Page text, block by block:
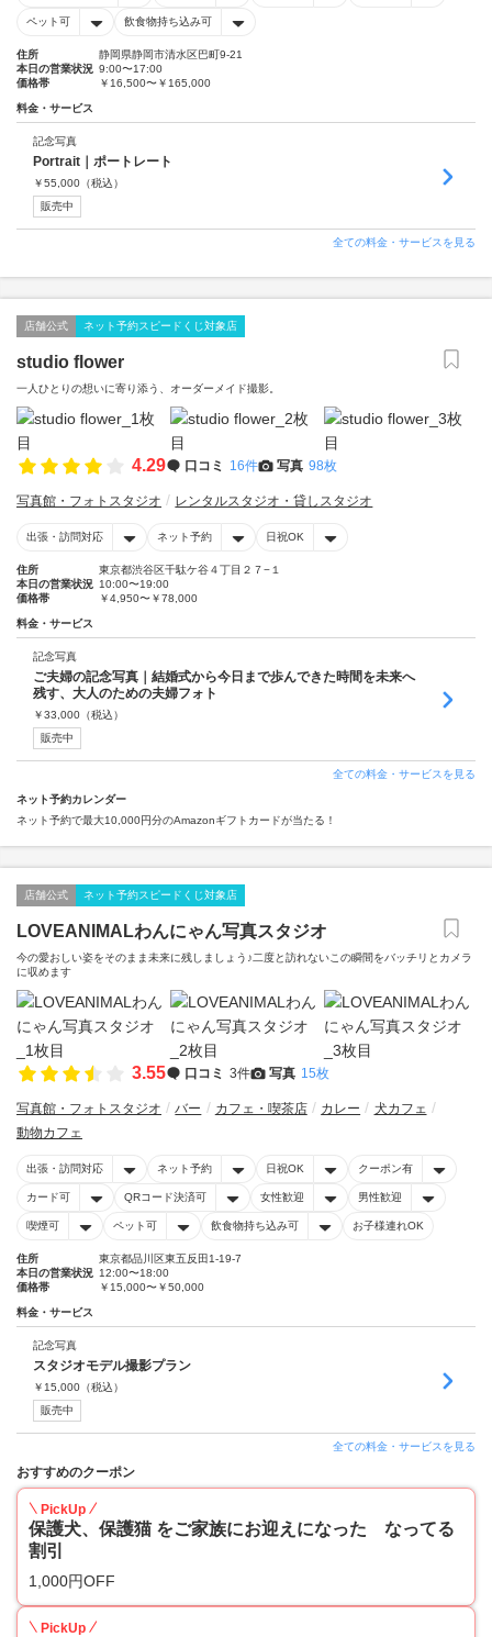
ペット可 飲食物持ち込み可
住所
静岡県静岡市清水区巴町9-21
本日の営業状況 9:00〜17:00
価格帯
￥16,500〜￥165,000
料金・サービス
記念写真
Portrait｜ポートレート
￥55,000 （税込）
販売中
全ての料金・サービスを見る
店舗公式 ネット予約スピードくじ対象店
studio flower
一人ひとりの想いに寄り添う、オーダーメイド撮影。
4.29 口コミ 16件 写真 98枚
写真館・フォトスタジオ レンタルスタジオ・貸しスタジオ
出張・訪問対応 ネット予約 日祝OK
住所
東京都渋谷区千駄ケ谷４丁目２７−１
本日の営業状況 10:00〜19:00
価格帯
￥4,950〜￥78,000
料金・サービス
記念写真
ご夫婦の記念写真｜結婚式から今日まで歩んできた時間を未来へ
残す、大人のための夫婦フォト
￥33,000 （税込）
販売中
全ての料金・サービスを見る
ネット予約カレンダー
ネット予約で最大10,000円分のAmazonギフトカードが当たる！
店舗公式 ネット予約スピードくじ対象店
LOVEANIMALわんにゃん写真スタジオ
今の愛おしい姿をそのまま未来に残しましょう♪二度と訪れないこの瞬間をバッチリとカメラ
に収めます
3.55 口コミ 3件 写真 15枚
写真館・フォトスタジオ バー カフェ・喫茶店 カレー
犬カフェ
動物カフェ
出張・訪問対応 ネット予約 日祝OK クーポン有
カード可 QRコード決済可 女性歓迎 男性歓迎
喫煙可 ペット可 飲食物持ち込み可 お子様連れOK
住所
東京都品川区東五反田1-19-7
本日の営業状況 12:00〜18:00
価格帯
￥15,000〜￥50,000
料金・サービス
記念写真
スタジオモデル撮影プラン
￥ 15,000 （税込）
販売中
全ての料金・サービスを見る
おすすめのクーポン
PickUp
保護犬、保護猫 をご家族にお迎えになった なってる
割引
1,000円OFF
PickUp